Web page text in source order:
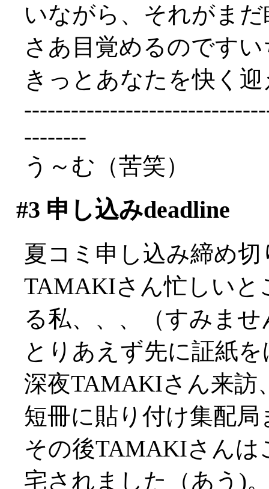
いながら、それがま
さあ目覚めるのです
きっとあなたを快く
--------
う～む（苦笑）
#3 申し込みdeadline
夏コミ申し込み締め切
TAMAKIさん忙しいと
る私、、、（すみませ
とりあえず先に証紙
深夜TAMAKIさん来訪
短冊に貼り付け集配局
その後TAMAKIさんは
宅されました（あう)